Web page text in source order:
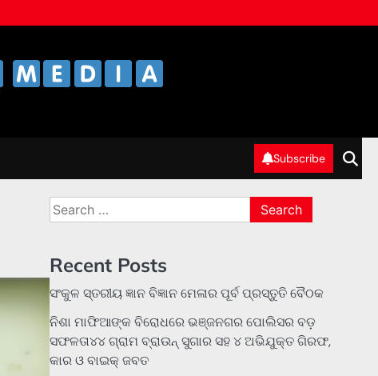
Subscribe
Search
for:
Recent Posts
ସଂକୁଳ ସ୍ତରୀୟ ଜ୍ଞାନ ବିଜ୍ଞାନ ମେଳାର ପୂର୍ବ ପ୍ରସ୍ତୁତି ବୈଠକ
ନିଶା ମାଫିଆଙ୍କ ବିରୋଧରେ ଭଞ୍ଜନଗର ପୋଲିସର ବଡ଼
ସଫଳତା୪୪ ଗ୍ରାମ ବ୍ରାଉନ୍ ସୁଗାର ସହ ୪ ଅଭିଯୁକ୍ତ ଗିରଫ,
କାର ଓ ବାଇକ୍ ଜବତ